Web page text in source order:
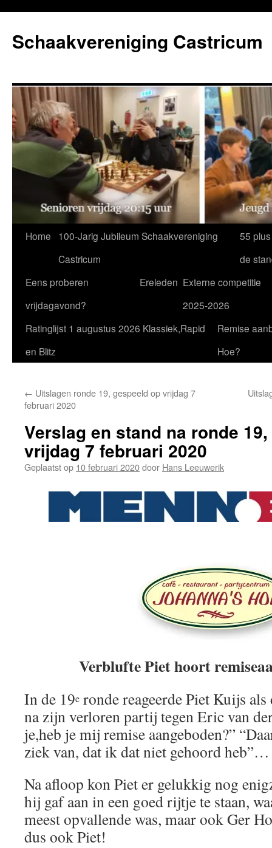
de
inhoud
Schaakvereniging Castricum
Home
100-Jarig Jubileum Schaakvereniging
Castricum
55
de
Eens proberen
vrijdagavond?
Ereleden Externe competitie
2025-2026
Ratinglijst 1 augustus 2026 Klassiek,Rapid
en Blitz
Remise
Hoe?
← Uitslagen ronde 19, gespeeld op vrijdag 7
februari 2020
Verslag en stand na ronde
vrijdag 7 februari 2020
Geplaatst op 10 februari 2020door Hans Leeuwerik
Verblufte Piet hoort
In de 19e ronde reageerde Piet Kuijs
na zijn verloren partij tegen Eric van
je,heb je mij remise aangeboden?”
ziek van, dat ik dat niet gehoord heb”…
Na afloop kon Piet er gelukkig nog
hij gaf aan in een goed rijtje te staan,
meest opvallende was, maar ook Ger
dus ook Piet!